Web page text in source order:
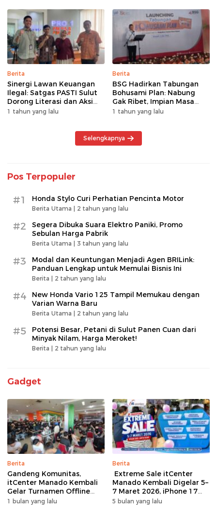
Berita
Sinergi Lawan Keuangan
Ilegal: Satgas PASTI Sulut
Dorong Literasi dan Aksi
Kolektif Masyarakat
1 tahun yang lalu
Berita
BSG Hadirkan Tabungan
Bohusami Plan: Nabung
Gak Ribet, Impian Masa
Depan Makin Dekat!
1 tahun yang lalu
Selengkapnya
Pos Terpopuler
#1 Honda Stylo Curi Perhatian Pencinta Motor
Berita Utama | 2 tahun yang lalu
#2
Segera Dibuka Suara Elektro Paniki, Promo
Sebulan Harga Pabrik
Berita Utama | 3 tahun yang lalu
#3
Modal dan Keuntungan Menjadi Agen BRILink:
Panduan Lengkap untuk Memulai Bisnis Ini
Berita | 2 tahun yang lalu
#4
New Honda Vario 125 Tampil Memukau dengan
Varian Warna Baru
Berita Utama | 2 tahun yang lalu
#5
Potensi Besar, Petani di Sulut Panen Cuan dari
Minyak Nilam, Harga Meroket!
Berita | 2 tahun yang lalu
Gadget
Berita
Gandeng Komunitas,
itCenter Manado Kembali
Gelar Turnamen Offline
Free Fire, 60 Tim Siap
1 bulan yang lalu
Berita
Extreme Sale itCenter
Manado Kembali Digelar 5–
7 Maret 2026, iPhone 17
Pro Max Diskon hingga
5 bulan yang lalu